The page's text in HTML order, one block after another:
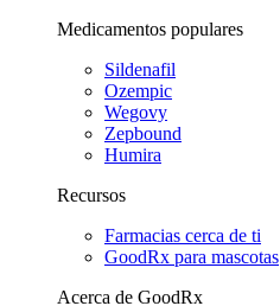
Medicamentos populares
Sildenafil
Ozempic
Wegovy
Zepbound
Humira
Recursos
Farmacias cerca de ti
GoodRx para mascotas
Acerca de GoodRx